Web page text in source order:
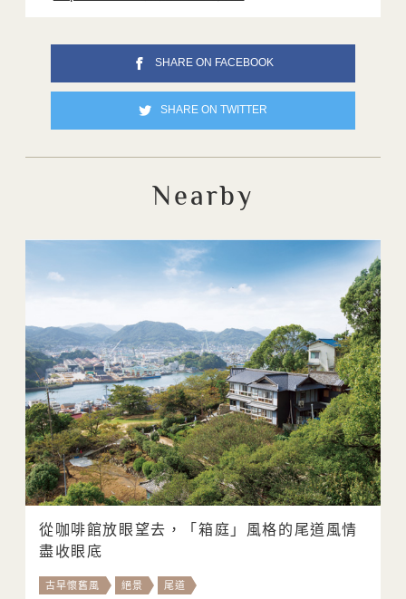
SHARE ON FACEBOOK
SHARE ON TWITTER
Nearby
從咖啡館放眼望去，「箱庭」風格的尾道風情
盡收眼底
古早懷舊風 絕景 尾道